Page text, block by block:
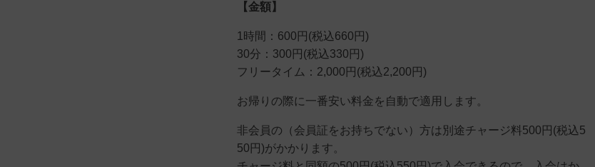
【金額】
1時間：600円(税込660円)
30分：300円(税込330円)
フリータイム：2,000円(税込2,200円)
お帰りの際に一番安い料金を自動で適用します。
非会員の（会員証をお持ちでない）方は別途チャージ料500円(税込5
50円)がかかります。